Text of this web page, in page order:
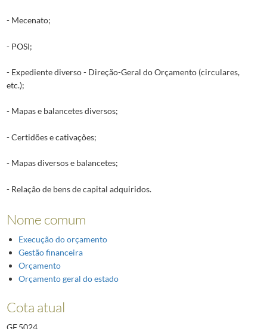
- Mecenato;
- POSI;
- Expediente diverso - Direção-Geral do Orçamento (circulares,
etc.);
- Mapas e balancetes diversos;
- Certidões e cativações;
- Mapas diversos e balancetes;
- Relação de bens de capital adquiridos.
Nome comum
Execução do orçamento
Gestão financeira
Orçamento
Orçamento geral do estado
Cota atual
GF.5024